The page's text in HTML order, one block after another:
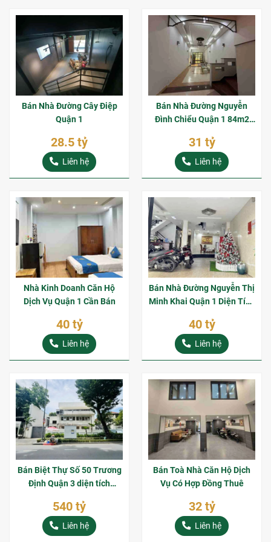
Bán Nhà Đường Cây Điệp
Quận 1
28.5 tỷ
Liên hệ
Bán Nhà Đường Nguyễn
Đình Chiểu Quận 1 84m2
31 tỷ
Liên hệ
Nhà Kinh Doanh Căn Hộ
Dịch Vụ Quận 1 Cần Bán
40 tỷ
Liên hệ
Bán Nhà Đường Nguyễn Thị
Minh Khai Quận 1 Diện Tích
40 tỷ
Liên hệ
Bán Biệt Thự Số 50 Trương
Định Quận 3 diện tích
Khủng
540 tỷ
Liên hệ
Bán Toà Nhà Căn Hộ Dịch
Vụ Có Hợp Đồng Thuê
32 tỷ
Liên hệ